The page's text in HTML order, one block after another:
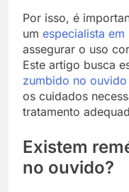
Por isso, é
um especialista
assegurar o uso
Este artigo busca
zumbido no ouvido
os cuidados
tratamento
Existem
no ouvido?